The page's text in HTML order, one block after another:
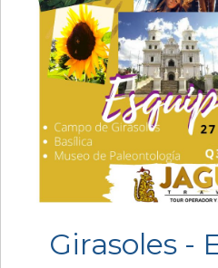
Girasoles -